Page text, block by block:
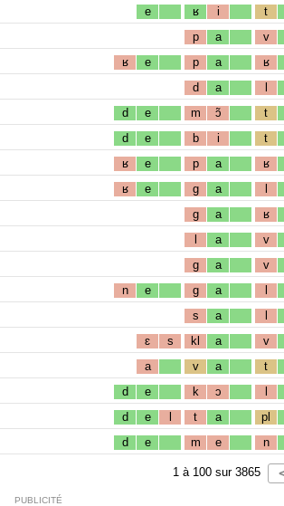
e ʁ i t
p a v
ʁ e p a ʁ
d a l
d e m ɔ̃ t
d e b i t
ʁ e p a ʁ
ʁ e g a l
g a ʁ
l a v
g a v
n e g a l
s a l
ɛ s kl a v
a v a t
d e k ɔ l
d e l t a pl
d e m e n
1 à 100 sur 3865
PUBLICITÉ